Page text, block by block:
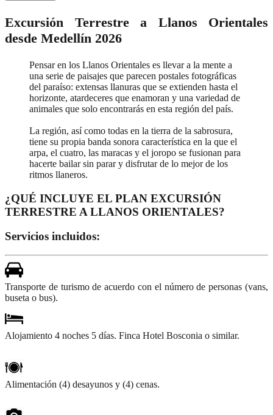
Excursión Terrestre a Llanos Orientales
desde Medellín 2026
Pensar en los Llanos Orientales es llevar a la mente a
una serie de paisajes que parecen postales fotográficas
del paraíso: extensas llanuras que se extienden hasta el
horizonte, atardeceres que enamoran y una variedad de
animales que solo encontrarás en esta región del país.
La región, así como todas en la tierra de la sabrosura,
tiene su propia banda sonora característica en la que el
arpa, el cuatro, las maracas y el joropo se fusionan para
hacerte bailar sin parar y disfrutar de lo mejor de los
ritmos llaneros.
¿QUÉ INCLUYE EL PLAN EXCURSIÓN
TERRESTRE A LLANOS ORIENTALES?
Servicios incluidos:
Transporte de turismo de acuerdo con el número de personas (vans,
buseta o bus).
Alojamiento 4 noches 5 días. Finca Hotel Bosconia o similar.
Alimentación (4) desayunos y (4) cenas.